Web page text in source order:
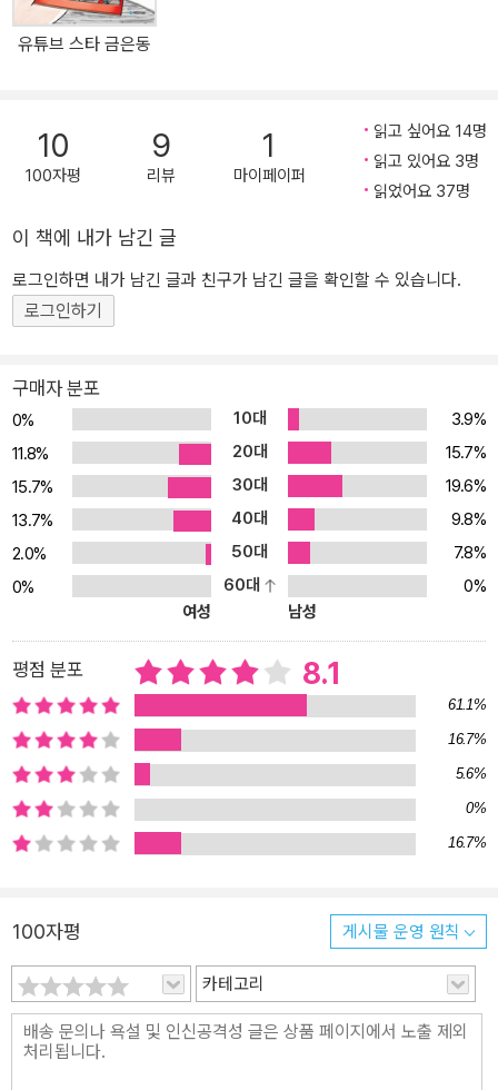
친필 사인 포함(인쇄본)★ ★출간 즉시 베스트셀러! 크리에이터를 꿈
꾸는 모든 이들이 간절히 기다려온 책!★ 희망 직업 1순위, 가장 존경
영상을 올린다고? 그런 거 말고 제대로 된 일을 하는 게 어때?” 명실
상부한 대한민국의 톱 크리에이터이자 샌드박스 네트워크의 공동 창
업자 ‘도티’가 처음 유튜브에 영상을 올릴 때만 해도 주변 사람들은 만
류했다. 하지만 지금은 전혀 다른 분위기이다. 누가 알았겠는가, 초등
대들이 가장 가고 싶은 꿈의 직장 ‘샌드박스 네트워크’. 희망 직업 1순
위로 꼽히는 ‘크리에이터’. 포털사이트에 샌드박스 네트워크를 검색하
엄청난 관심을 보이고 있다. 구글이나 페이스북, 에어비앤비가 꿈의
직장이라 불리는 것처럼, 이들 사이에서는 샌드박스 네트워크야말로
가장 가고 싶은 회사, 크리에이터야말로 꼭 도전해보고 싶은 직업이
되었다. 샌드박스 네트워크는 건전하고 다양한 디지털 놀이 문화를
만들고 싶었던 구글 출신의 이필성 대표와 대한민국에서 가장 영향력
있는 크리에이터 중 한 명인 도티가 힘을 합쳐 창업한 디지털 엔터테
인먼트 회사이다. 2018년 현재 키즈, 게임, 먹방, 음악, 예능, 취미 등
다양한 분야에 걸쳐 도티, 잠뜰, 풍월량, 테드, 엠브로, 떵개, 장삐쭈,
모여 있다. 합계 천만 명 이상 구독자, 월 누적 조회 수 10억에 이르는
강력한 매체력을 지니며, 창사 3년 만에 빠르게 성장하는 MCN(Multi
Channel Network, 다중 채널 네크워크) 업계 대표 주자로 평가받고
있다. 크리에이터란 과연 무엇일까? 크리에이터가 되기 위해서는 무
엇을 공부하고, 어떤 마음가짐을 가져야 하는 것일까? 크리에이터의
미래는 어떨까? 샌드박스 네트워크는 과연 어떤 회사이고, 어떤 사람
들이 어떻게 일하고 있을까? 대한민국 톱 크리에이터들과 함께 최고
크리에이터는 왜 꿈의 직업이 되었을까? “사실 제 꿈은 과학자, 변호
사가 아니라 크리에이터예요.” “아이가 뭐든지 유튜브로 보려고 해
요. 크리에이터가 되고 싶다는데, 그게 대체 뭔가요?” 미국의 대중 잡
지인 <버라이어티(Variety)>는 10대를 대상으로 “당신이 물건을 살
때 가장 영향력을 미치는 유명인은 누구인가?”라는 설문 조사를 실시
했다. 대개는 유명 연예인이 강력한 영향을 미칠 것이라고 생각했지
유튜브 스타 금은동
10
100자평
9
리뷰
1
마이페이퍼
읽고 싶어요 14명
읽고 있어요 3명
읽었어요 37명
이 책에 내가 남긴 글
로그인하면 내가 남긴 글과 친구가 남긴 글을 확인할 수 있습니다.
로그인하기
구매자 분포
0% 10대
3.9%
11.8%
20대
15.7%
15.7%
30대
19.6%
13.7%
40대
9.8%
2.0%
50대
7.8%
0%
60대
0%
여성
남성
평점 분포 8.1
61.1%
16.7%
5.6%
0%
16.7%
100자평 게시물 운영 원칙
카테고리